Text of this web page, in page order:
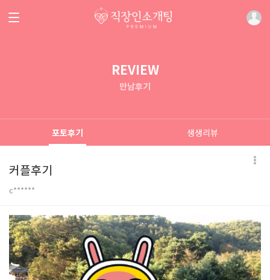
REVIEW
만남후기
포토후기 생생리뷰
커플후기
c******
본문